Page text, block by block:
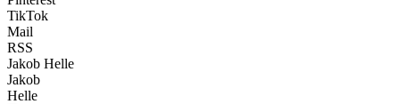
TikTok
Mail
RSS
Jakob Helle
Jakob
Helle